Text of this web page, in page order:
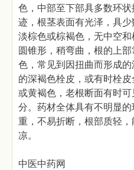
色，中部至下部具多数环
迹，根茎表面有光泽，具
淡棕色或棕褐色，无中空
圆锥形，稍弯曲，根的上
色，常见到因扭曲而形成
的深褐色栓皮，或有时栓
或黄褐色，老根断面有时
分。药材全体具有不明显
重，不易折断，根部质轻，
凉。
中医中药网